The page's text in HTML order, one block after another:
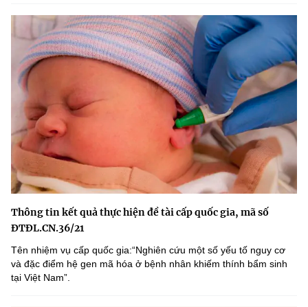
Thông tin kết quả thực hiện đề tài cấp quốc gia, mã số
ĐTĐL.CN.36/21
Tên nhiệm vụ cấp quốc gia:“Nghiên cứu một số yếu tố nguy cơ
và đặc điểm hệ gen mã hóa ở bệnh nhân khiếm thính bẩm sinh
tại Việt Nam”.